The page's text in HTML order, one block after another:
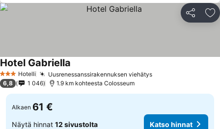
Jaa
3 Tähtiluokitus
Hotelli Uusrenessanssirakennuksen viehätys
Hotel Gabriella
6,8 1 046 1.9 km kohteesta Colosseum
Alkaen 61 €
Näytä hinnat 12 sivustolta Katso hinnat